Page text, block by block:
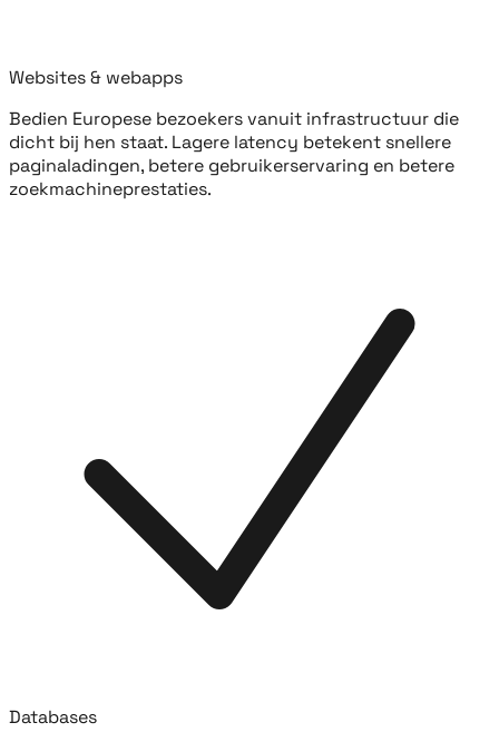
Websites & webapps
Bedien Europese bezoekers vanuit infrastructuur die
dicht bij hen staat. Lagere latency betekent snellere
paginaladingen, betere gebruikerservaring en betere
zoekmachineprestaties.
Databases